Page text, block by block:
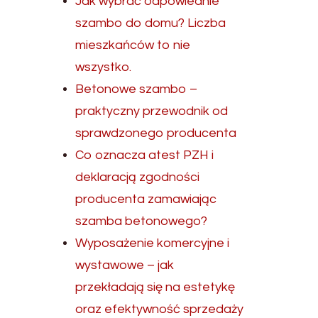
szambo do domu? Liczba
mieszkańców to nie
wszystko.
Betonowe szambo –
praktyczny przewodnik od
sprawdzonego producenta
Co oznacza atest PZH i
deklaracją zgodności
producenta zamawiając
szamba betonowego?
Wyposażenie komercyjne i
wystawowe – jak
przekładają się na estetykę
oraz efektywność sprzedaży